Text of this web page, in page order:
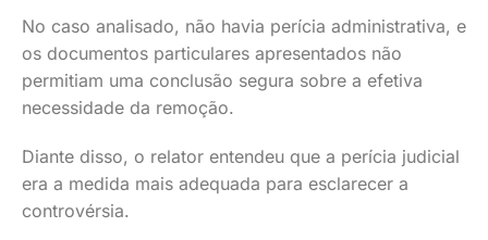
No caso analisado, não havia perícia administrativa, e
os documentos particulares apresentados não
permitiam uma conclusão segura sobre a efetiva
necessidade da remoção.
Diante disso, o relator entendeu que a perícia judicial
era a medida mais adequada para esclarecer a
controvérsia.